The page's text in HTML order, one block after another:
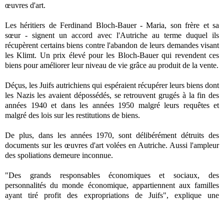
œuvres d'art.
Les héritiers de Ferdinand Bloch-Bauer - Maria, son frère et sa
sœur - signent un accord avec l'Autriche au terme duquel ils
récupèrent certains biens contre l'abandon de leurs demandes visant
les Klimt. Un prix élevé pour les Bloch-Bauer qui revendent ces
biens pour améliorer leur niveau de vie grâce au produit de la vente.
Déçus, les Juifs autrichiens qui espéraient récupérer leurs biens dont
les Nazis les avaient dépossédés, se retrouvent grugés à la fin des
années 1940 et dans les années 1950 malgré leurs requêtes et
malgré des lois sur les restitutions de biens.
De plus, dans les années 1970, sont délibérément détruits des
documents sur les œuvres d'art volées en Autriche. Aussi l'ampleur
des spoliations demeure inconnue.
"Des grands responsables économiques et sociaux, des
personnalités du monde économique, appartiennent aux familles
ayant tiré profit des expropriations de Juifs", explique une